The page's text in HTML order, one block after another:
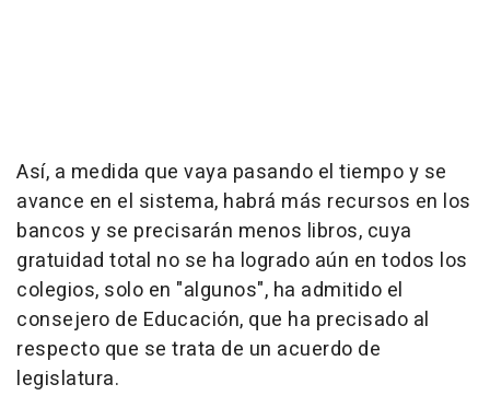
Así, a medida que vaya pasando el tiempo y se
avance en el sistema, habrá más recursos en los
bancos y se precisarán menos libros, cuya
gratuidad total no se ha logrado aún en todos los
colegios, solo en "algunos", ha admitido el
consejero de Educación, que ha precisado al
respecto que se trata de un acuerdo de
legislatura.